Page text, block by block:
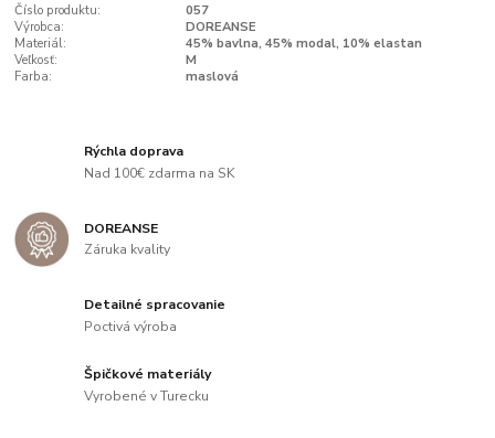
Číslo produktu:
057
Výrobca:
DOREANSE
Materiál:
45% bavlna, 45% modal, 10% elastan
Veľkosť:
M
Farba:
maslová
Rýchla doprava
Nad 100€ zdarma na SK
DOREANSE
Záruka kvality
Detailné spracovanie
Poctivá výroba
Špičkové materiály
Vyrobené v Turecku